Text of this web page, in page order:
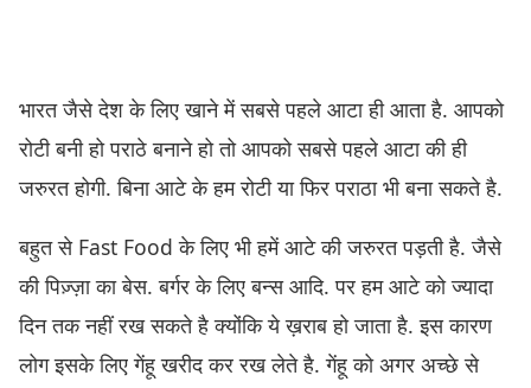
भारत जैसे देश के लिए खाने में सबसे पहले आटा ही आता है. आपको
रोटी बनी हो पराठे बनाने हो तो आपको सबसे पहले आटा की ही
जरुरत होगी. बिना आटे के हम रोटी या फिर पराठा भी बना सकते है.
बहुत से Fast Food के लिए भी हमें आटे की जरुरत पड़ती है. जैसे
की पिज़्ज़ा का बेस. बर्गर के लिए बन्स आदि. पर हम आटे को ज्यादा
दिन तक नहीं रख सकते है क्योंकि ये ख़राब हो जाता है. इस कारण
लोग इसके लिए गेंहू खरीद कर रख लेते है. गेंहू को अगर अच्छे से